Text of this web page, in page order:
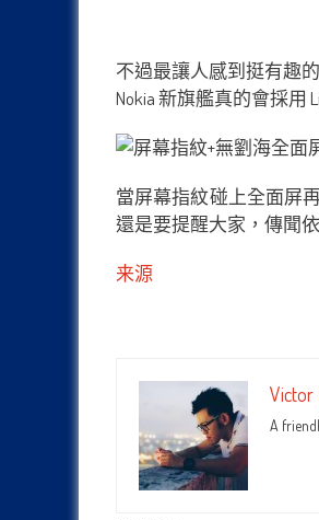
不過最讓人感到挺有趣
Nokia 新旗艦真的會採用
當屏幕指紋碰上全面屏
還是要提醒大家，傳聞
来源
Victor
A